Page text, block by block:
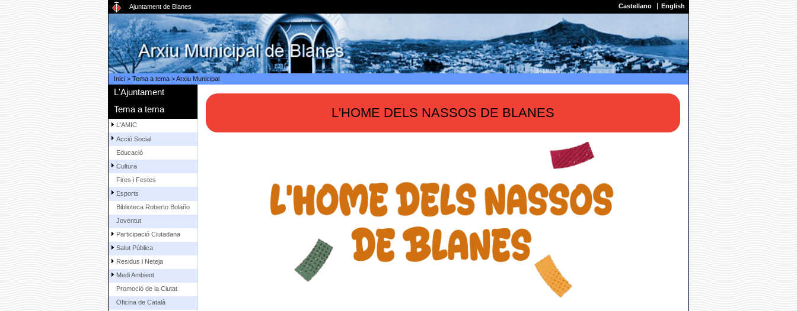
Ajuntament de Blanes Castellano English
Inici> Tema a tema>Arxiu Municipal
L'Ajuntament
Tema a tema
L'AMIC
Acció Social
Educació
Cultura
Fires i Festes
Esports
Biblioteca Roberto Bolaño
Joventut
Participació Ciutadana
Salut Pública
Residus i Neteja
Medi Ambient
Promoció de la Ciutat
Oficina de Català
L'HOME DELS NASSOS DE BLANES